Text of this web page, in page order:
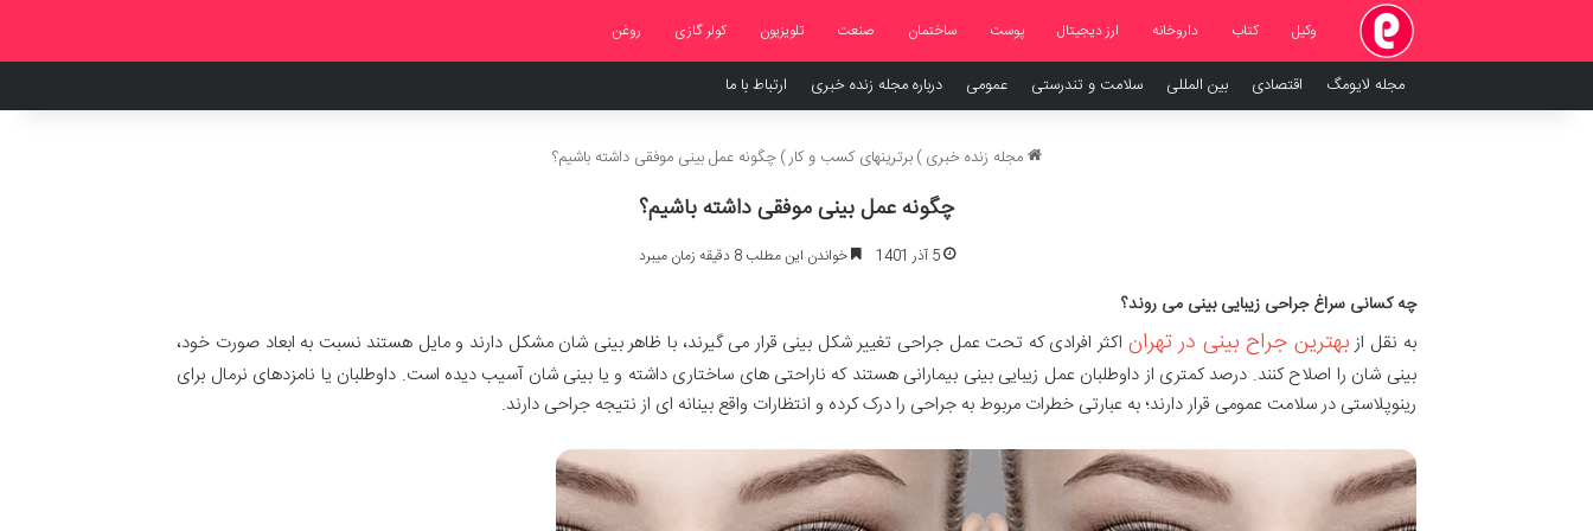
وکیل کتاب داروخانه ارز دیجیتال پوست ساختمان صنعت تلویزیون کولر گازی روغن
مجله لایومگ اقتصادی بین المللی سلامت و تندرستی عمومی درباره مجله زنده خبری ارتباط با ما
مجله زنده خبری ) برترینهای کسب و کار) چگونه عمل بینی موفقی داشته باشیم؟
چگونه عمل بینی موفقی داشته باشیم؟
5 آذر 1401 خواندن این مطلب 8 دقیقه زمان میبرد
چه کسانی سراغ جراحی زیبایی بینی می روند؟
به نقل ازبهترین جراح بینی در تهران اکثر افرادی که تحت عمل جراحی تغییر شکل بینی قرار می گیرند، با ظاهر بینی شان مشکل دارند و مایل هستند نسبت به ابعاد صورت خود،
بینی شان را اصلاح کنند. درصد کمتری از داوطلبان عمل زیبایی بینی بیمارانی هستند که ناراحتی های ساختاری داشته و یا بینی شان آسیب دیده است. داوطلبان یا نامزدهای نرمال برای
رینوپلاستی در سلامت عمومی قرار دارند؛ به عبارتی خطرات مربوط به جراحی را درک کرده و انتظارات واقع بینانه ای از نتیجه جراحی دارند.